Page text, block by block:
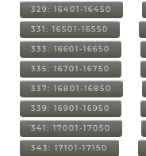
329: 16401-16450
331: 16501-16550
333: 16601-16650
335: 16701-16750
337: 16801-16850
339: 16901-16950
341: 17001-17050
343: 17101-17150